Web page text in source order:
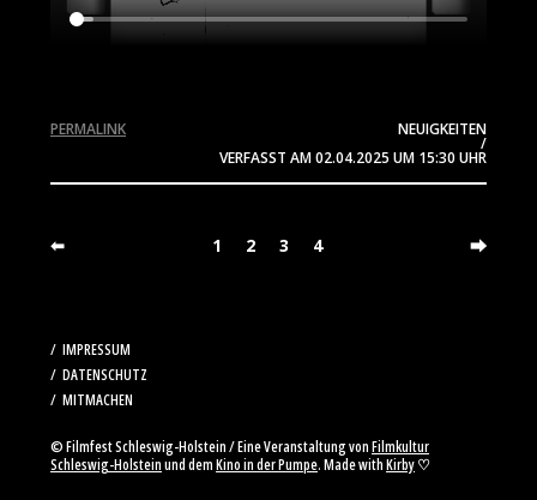
NEUIGKEITEN
/
VERFASST AM02.04.2025 UM 15:30 UHR
PERMALINK
⬅ 1 2 3 4 ⮕
IMPRESSUM
DATENSCHUTZ
MITMACHEN
© Filmfest Schleswig-Holstein / Eine Veranstaltung vonFilmkultur
Schleswig-Holsteinund demKino in der Pumpe. Made withKirby♡